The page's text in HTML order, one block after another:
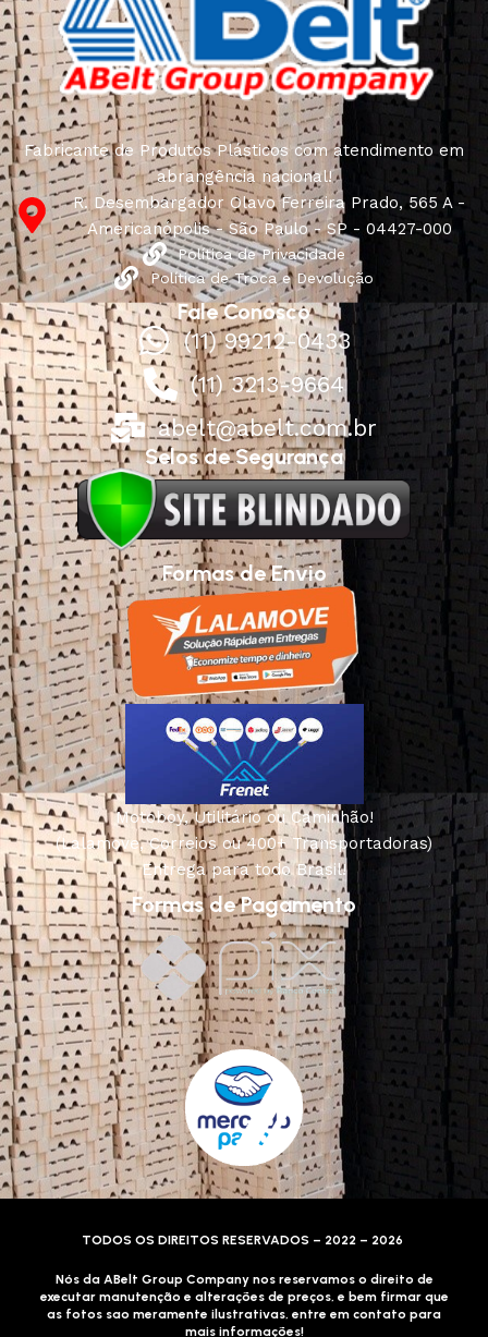
Fabricante de Produtos Plásticos com atendimento em
abrangência nacional!
R. Desembargador Olavo Ferreira Prado, 565 A -
Americanópolis - São Paulo - SP - 04427-000
Política de Privacidade
Política de Troca e Devolução
Fale Conosco
(11) 99212-0433
(11) 3213-9664
abelt@abelt.com.br
Selos de Segurança
Formas de Envio
Motoboy, Utilitário ou Caminhão!
(Lalamove, Correios ou 400+ Transportadoras)
Entrega para todo Brasil!
Formas de Pagamento
TODOS OS DIREITOS RESERVADOS – 2022 – 2026
Nós da ABelt Group Company nos reservamos o direito de
executar manutenção e alterações de preços, e bem firmar que
as fotos sao meramente ilustrativas, entre em contato para
mais informações!